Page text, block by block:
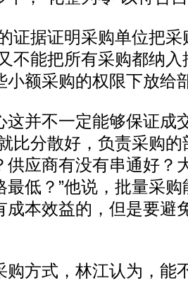
据证明采购单位把采
不能把所有采购都纳
小额采购的权限下放给
并不一定能够保证成
比分散好，负责采购
供应商有没有串通好？
最低？”他说，批量采
成本效益的，但是要避
方式，林江认为，能